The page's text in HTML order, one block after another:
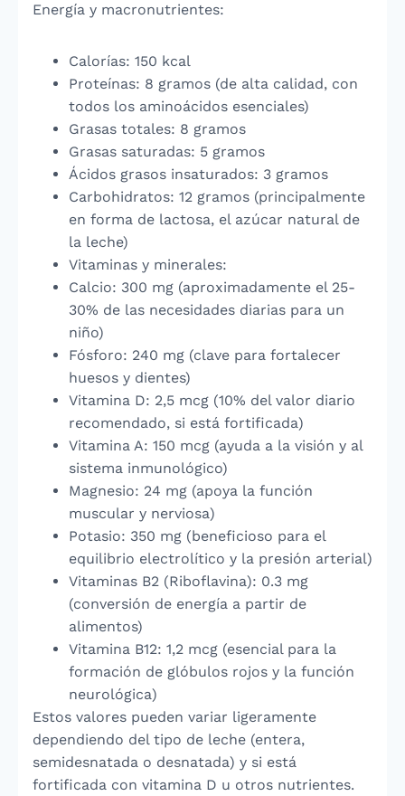
Energía y macronutrientes:
Calorías: 150 kcal
Proteínas: 8 gramos (de alta calidad, con
todos los aminoácidos esenciales)
Grasas totales: 8 gramos
Grasas saturadas: 5 gramos
Ácidos grasos insaturados: 3 gramos
Carbohidratos: 12 gramos (principalmente
en forma de lactosa, el azúcar natural de
la leche)
Vitaminas y minerales:
Calcio: 300 mg (aproximadamente el 25-
30% de las necesidades diarias para un
niño)
Fósforo: 240 mg (clave para fortalecer
huesos y dientes)
Vitamina D: 2,5 mcg (10% del valor diario
recomendado, si está fortificada)
Vitamina A: 150 mcg (ayuda a la visión y al
sistema inmunológico)
Magnesio: 24 mg (apoya la función
muscular y nerviosa)
Potasio: 350 mg (beneficioso para el
equilibrio electrolítico y la presión arterial)
Vitaminas B2 (Riboflavina): 0.3 mg
(conversión de energía a partir de
alimentos)
Vitamina B12: 1,2 mcg (esencial para la
formación de glóbulos rojos y la función
neurológica)
Estos valores pueden variar ligeramente
dependiendo del tipo de leche (entera,
semidesnatada o desnatada) y si está
fortificada con vitamina D u otros nutrientes.